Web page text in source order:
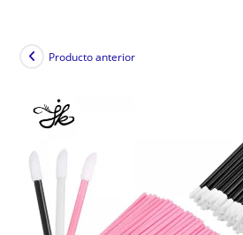
Producto anterior